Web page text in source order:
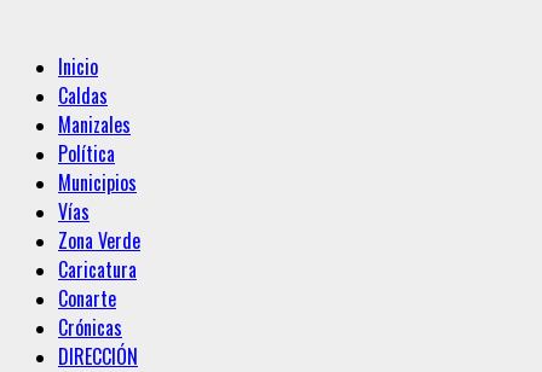
Menú
principal
Inicio
Caldas
Manizales
Política
Municipios
Vías
Zona Verde
Caricatura
Conarte
Crónicas
DIRECCIÓN